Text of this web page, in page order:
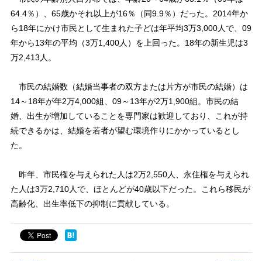
64.4％）、65歳かそれ以上が16％（同9.9％）だった。2014年か
ら18年にかけ市民として生まれた子どは年平均3万3,000人で、09
年から13年の平均（3万1,400人）を上回った。18年の新生児は3
万2,413人。
市民の結婚数（結婚当事者の双方または片方が市民の結婚）は
14～18年が年2万4,000組、09～13年が2万1,900組。市民の結
婚、出生が増加していることを専門家は歓迎しており、これが持
続できるかは、結婚を若者が望む環境作りにかかっているとし
た。
昨年、市民権を与えられた人は2万2,550人、永住権を与えられ
た人は3万2,710人で、ほとんどが40歳以下だった。これら移民が
高齢化、出生率低下の抑制に貢献している。